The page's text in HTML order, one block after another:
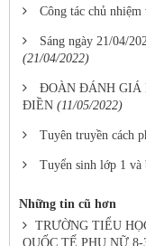
Công tác chủ
Sáng ngày 21/04/
(21/04/2022)
ĐOÀN ĐÁNH GIÁ
ĐIỀN (11/05/2022)
Tuyên truyền cách
Tuyển sinh lớp 1 và
Những tin cũ hơn
TRƯỜNG TIỂU
QUỐC TẾ PHỤ NỮ 8-